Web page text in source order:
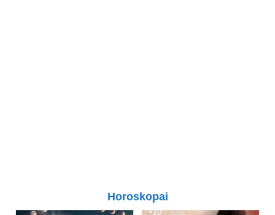
Horoskopai